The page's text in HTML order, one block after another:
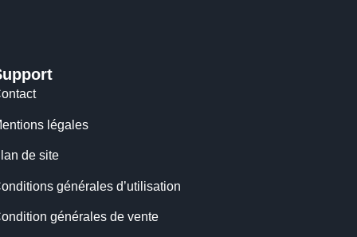
légales
de site
générales d’utilisation
générales de vente